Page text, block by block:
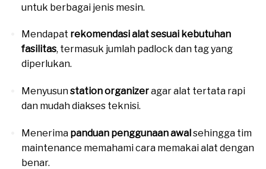
untuk berbagai jenis mesin.
Mendapat rekomendasi alat sesuai kebutuhan
fasilitas, termasuk jumlah padlock dan tag yang
diperlukan.
Menyusunstation organizeragar alat tertata rapi
dan mudah diakses teknisi.
Menerima panduan penggunaan awalsehingga tim
maintenance memahami cara memakai alat dengan
benar.